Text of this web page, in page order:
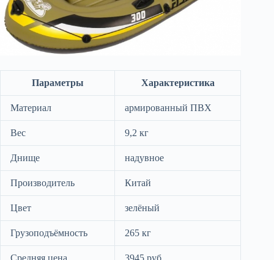
Параметры Характеристика
Материал армированный ПВХ
Вес 9,2 кг
Днище надувное
Производитель Китай
Цвет зелёный
Грузоподъёмность 265 кг